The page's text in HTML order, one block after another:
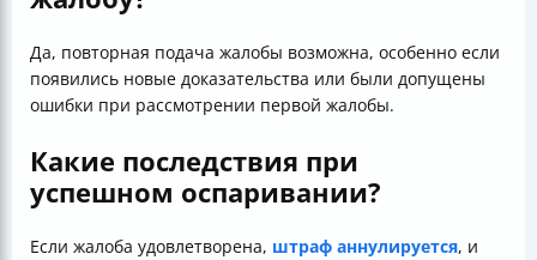
Да, повторная подача жалобы возможна, особенно если
появились новые доказательства или были допущены
ошибки при рассмотрении первой жалобы.
Какие последствия при
успешном оспаривании?
Если жалоба удовлетворена, штраф аннулируется, и